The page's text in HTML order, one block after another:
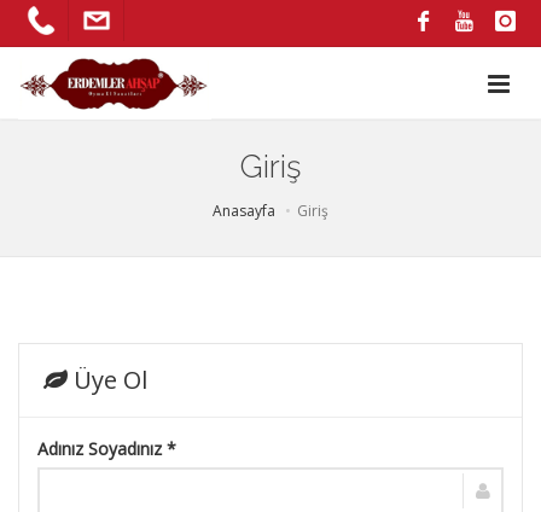
Giriş
Anasayfa Giriş
Üye Ol
Adınız Soyadınız *